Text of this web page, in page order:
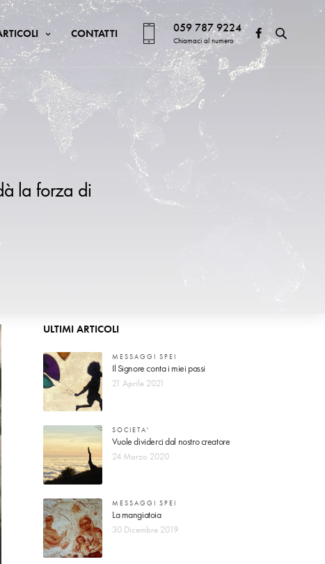
CONTATTI 059 787 9224
Chiamaci al numero
la forza di
ULTIMI ARTICOLI
MESSAGGI SPEI
Il Signore conta i miei passi
21 Aprile 2021
SOCIETA'
Vuole dividerci dal nostro creatore
24 Marzo 2020
MESSAGGI SPEI
La mangiatoia
30 Dicembre 2019